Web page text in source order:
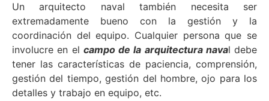
Un arquitecto naval también necesita ser
extremadamente bueno con la gestión y la
coordinación del equipo. Cualquier persona que se
involucre en el campo de la arquitectura naval debe
tener las características de paciencia, comprensión,
gestión del tiempo, gestión del hombre, ojo para los
detalles y trabajo en equipo, etc.